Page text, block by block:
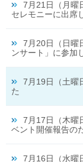
7月21日（月曜
セレモニーに出席
7月20日（日曜
ンサート」に参加
7月19日（土曜
た
7月17日（木曜
ベント開催報告の
7月16日（水曜